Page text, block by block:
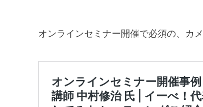
オンラインセミナー開催で必須の、カ